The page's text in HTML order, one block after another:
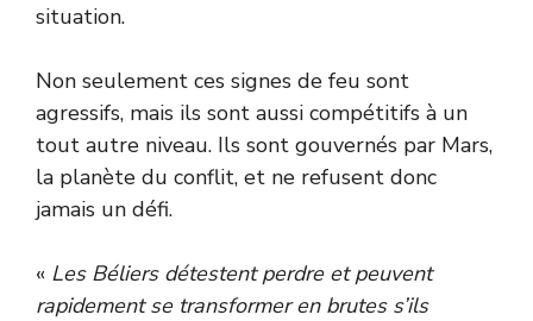
situation.
Non seulement ces signes de feu sont
agressifs, mais ils sont aussi compétitifs à un
tout autre niveau. Ils sont gouvernés par Mars,
la planète du conflit, et ne refusent donc
jamais un défi.
« Les Béliers détestent perdre et peuvent
rapidement se transformer en brutes s’ils